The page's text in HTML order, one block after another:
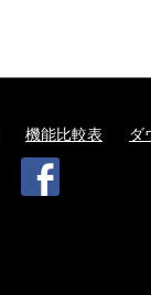
機能比較表 ダ